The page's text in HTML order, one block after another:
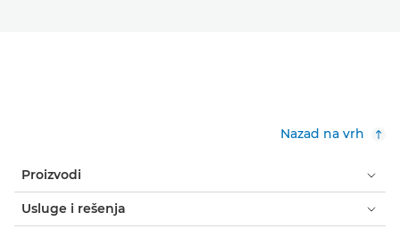
Nazad na vrh
Proizvodi
Usluge i rešenja